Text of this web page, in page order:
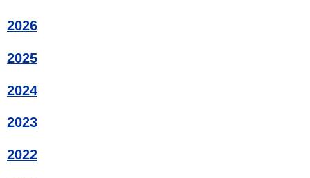
2026
2025
2024
2023
2022